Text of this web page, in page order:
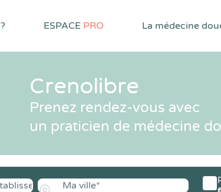
ESPACE PRO La médecine
Crenolibre
Prenez rendez-vous avec
un praticien de médecine